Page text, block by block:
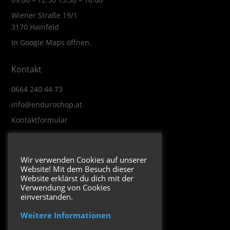
Wiener Straße 19/1
3170 Hainfeld
In Google Maps öffnen.
Kontakt
0664 240 44 73
info@enduroshop.at
Kontaktformular
Impressum
Datenschutzerklärung
Folge uns
Wir verwenden Cookies auf unserer
Website! Mit dem Besuch dieser
Website erklärst du dich mit der
Verwendung von Cookies
einverstanden.
Weitere Informationen